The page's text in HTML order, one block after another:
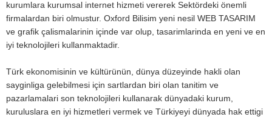
kurumlara kurumsal internet hizmeti vererek Sektördeki önemli
firmalardan biri olmustur. Oxford Bilisim yeni nesil WEB TASARIM
ve grafik çalismalarinin içinde var olup, tasarimlarinda en yeni ve en
iyi teknolojileri kullanmaktadir.
Türk ekonomisinin ve kültürünün, dünya düzeyinde hakli olan
sayginliga gelebilmesi için sartlardan biri olan tanitim ve
pazarlamalari son teknolojileri kullanarak dünyadaki kurum,
kuruluslara en iyi hizmetleri vermek ve Türkiyeyi dünyada hak ettigi